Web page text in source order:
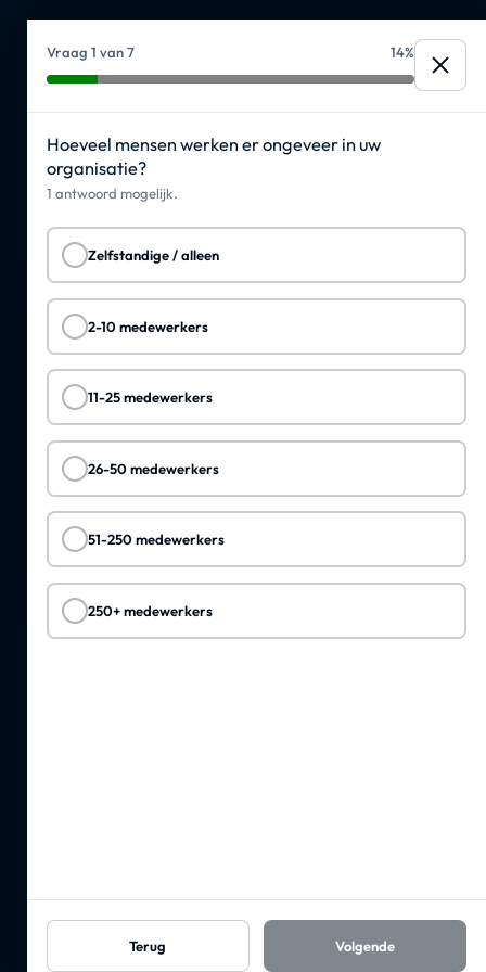
Doe de AdminScan
Ontdek in enkele minuten of slimme
verlagen.
Vraag 1 van 7 14%
Sluit
Hoeveel mensen werken er ongeveer in uw
organisatie?
1 antwoord mogelijk.
Zelfstandige / alleen
2-10 medewerkers
11-25 medewerkers
26-50 medewerkers
51-250 medewerkers
250+ medewerkers
Terug Volgende